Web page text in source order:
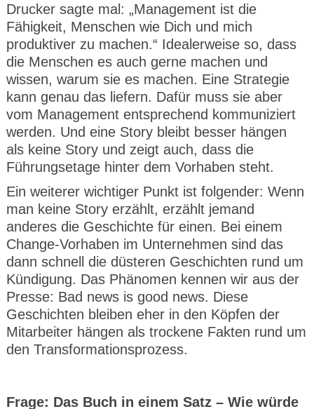
Drucker sagte mal: „Management ist die
Fähigkeit, Menschen wie Dich und mich
produktiver zu machen.“ Idealerweise so, dass
die Menschen es auch gerne machen und
wissen, warum sie es machen. Eine Strategie
kann genau das liefern. Dafür muss sie aber
vom Management entsprechend kommuniziert
werden. Und eine Story bleibt besser hängen
als keine Story und zeigt auch, dass die
Führungsetage hinter dem Vorhaben steht.
Ein weiterer wichtiger Punkt ist folgender: Wenn
man keine Story erzählt, erzählt jemand
anderes die Geschichte für einen. Bei einem
Change-Vorhaben im Unternehmen sind das
dann schnell die düsteren Geschichten rund um
Kündigung. Das Phänomen kennen wir aus der
Presse: Bad news is good news. Diese
Geschichten bleiben eher in den Köpfen der
Mitarbeiter hängen als trockene Fakten rund um
den Transformationsprozess.
Frage: Das Buch in einem Satz – Wie würde